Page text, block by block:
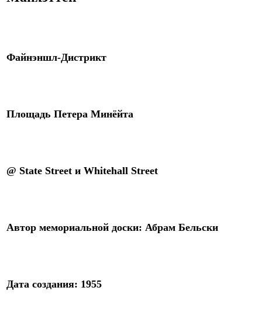
Файнэншл-Дистрикт
Площадь Петера Минёйта
@ State Street и Whitehall Street
Автор мемориальной доски: Абрам Бельски
Дата создания: 1955